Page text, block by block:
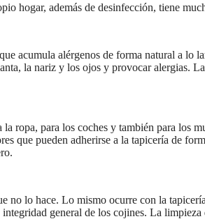
hogar, además de desinfección, tiene
acumula alérgenos de forma natural a lo
la nariz y los ojos y provocar alergias.
ropa, para los coches y también para los
que pueden adherirse a la tapicería de
no lo hace. Lo mismo ocurre con la
general de los cojines. La